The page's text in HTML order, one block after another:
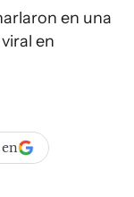
en una
en